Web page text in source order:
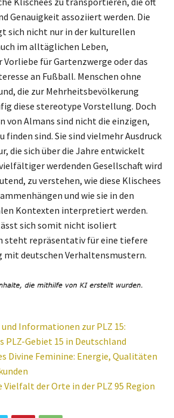
Genauigkeit assoziiert werden. Die
sich nicht nur in der kulturellen
im alltäglichen Leben,
Vorliebe für Gartenzwerge oder das
an Fußball. Menschen ohne
die zur Mehrheitsbevölkerung
diese stereotype Vorstellung. Doch
von Almans sind nicht die einzigen,
finden sind. Sie sind vielmehr Ausdruck
die sich über die Jahre entwickelt
werdenden Gesellschaft wird
zu verstehen, wie diese Klischees
und wie sie in den
Kontexten interpretiert werden.
lässt sich somit nicht isoliert
steht repräsentativ für eine tiefere
mit deutschen Verhaltensmustern.
Informationen zur PLZ 15:
PLZ-Gebiet 15 in Deutschland
Divine Feminine: Energie, Qualitäten
Vielfalt der Orte in der PLZ 95 Region